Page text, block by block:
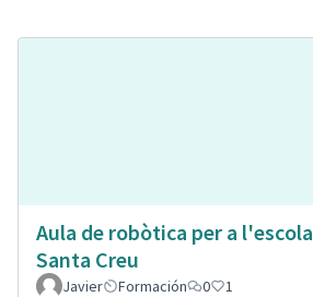
Aula de robòtica per a l'escola
Santa Creu
Javier Formación 0 1